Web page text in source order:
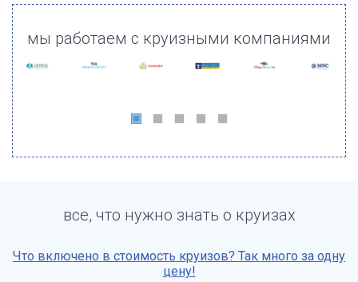
мы работаем с круизными компаниями
все, что нужно знать о круизах
Что включено в стоимость круизов? Так много за одну
цену!